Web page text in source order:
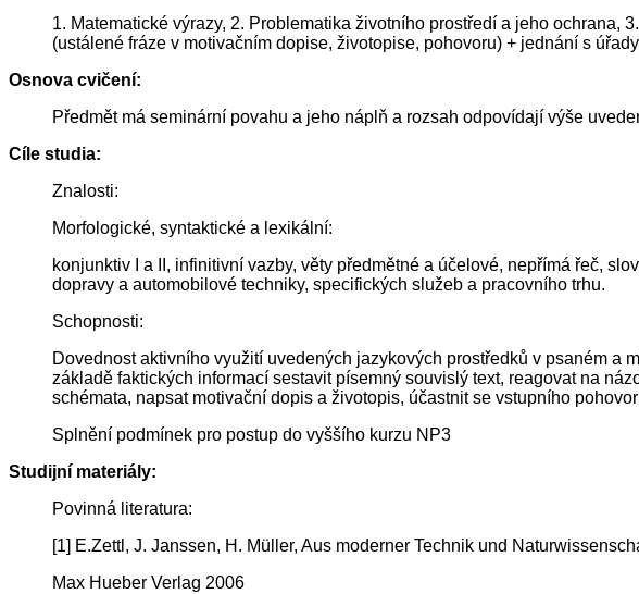
1. Matematické výrazy, 2. Problematika životního prostředí a jeho
(ustálené fráze v motivačním dopise, životopise, pohovoru) + jednání s
Osnova cvičení:
Předmět má seminární povahu a jeho náplň a rozsah odpovídají výše
Cíle studia:
Znalosti:
Morfologické, syntaktické a lexikální:
konjunktiv I a II, infinitivní vazby, věty předmětné a účelové, nepřímá řeč,
dopravy a automobilové techniky, specifických služeb a pracovního trhu.
Schopnosti:
Dovednost aktivního využití uvedených jazykových prostředků v psaném a
základě faktických informací sestavit písemný souvislý text, reagovat na
schémata, napsat motivační dopis a životopis, účastnit se vstupního
Splnění podmínek pro postup do vyššího kurzu NP3
Studijní materiály:
Povinná literatura:
[1] E.Zettl, J. Janssen, H. Müller, Aus moderner Technik und
Max Hueber Verlag 2006